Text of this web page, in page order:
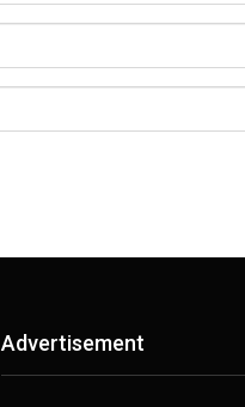
Advertisement